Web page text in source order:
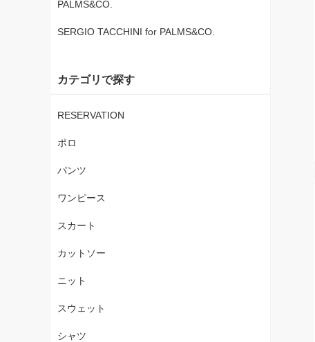
PALMS&CO.
SERGIO TACCHINI for PALMS&CO.
カテゴリで探す
RESERVATION
ポロ
パンツ
ワンピース
スカート
カットソー
ニット
スウェット
シャツ